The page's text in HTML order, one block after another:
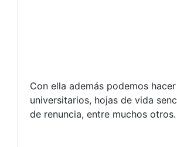
Con ella además podemos
universitarios, hojas de vida
de renuncia, entre muchos otros.